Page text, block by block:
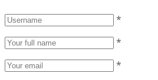
*
*
*